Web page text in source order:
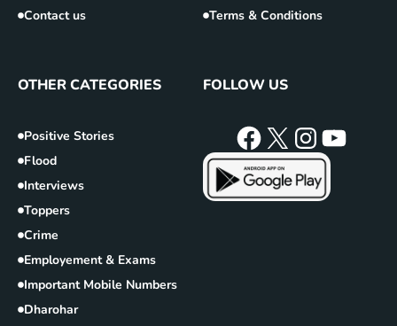
Contact us
Terms & Conditions
OTHER CATEGORIES
Positive Stories
Flood
Interviews
Toppers
Crime
Employement & Exams
Important Mobile Numbers
Dharohar
FOLLOW US